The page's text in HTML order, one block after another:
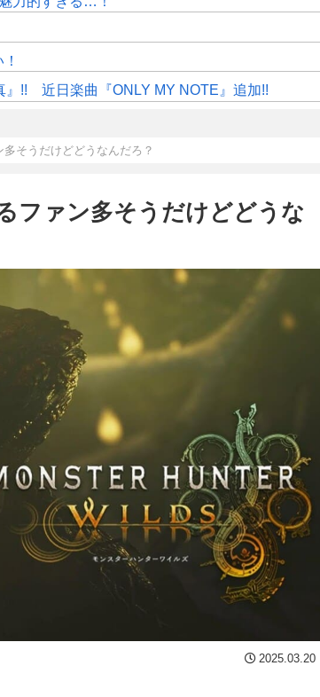
』!! 近日楽曲『ONLY MY NOTE』追加!!
そうだけどどうなんだろ？
ファン多そうだけどどうな
2025.03.20